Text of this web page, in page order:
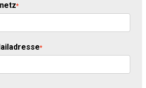
*
*